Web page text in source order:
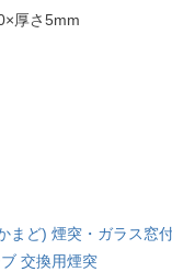
厚さ5mm
まど) 煙突・ガラス窓
交換用煙突